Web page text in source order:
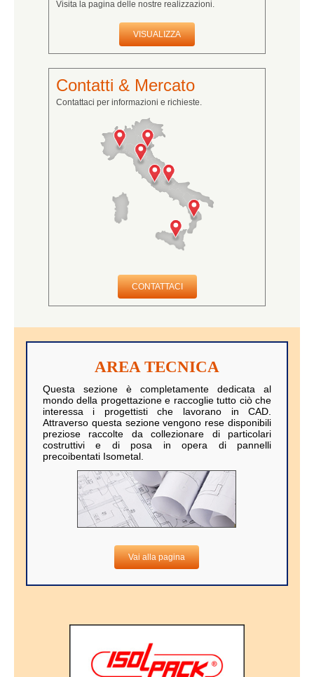
Visita la pagina delle nostre realizzazioni.
VISUALIZZA
Contatti & Mercato
Contattaci per informazioni e richieste.
CONTATTACI
AREA TECNICA
Questa sezione è completamente dedicata al
mondo della progettazione e raccoglie tutto ciò che
interessa i progettisti che lavorano in CAD.
Attraverso questa sezione vengono rese disponibili
preziose raccolte da collezionare di particolari
costruttivi e di posa in opera di pannelli
precoibentati Isometal.
Vai alla pagina